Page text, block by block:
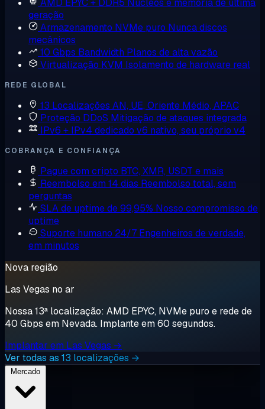
AMD EPYC + DDR5 Núcleos e memória de última
geração
Armazenamento NVMe puro Nunca discos
mecânicos
10 Gbps Bandwidth Planos de alta vazão
Virtualização KVM Isolamento de hardware real
REDE GLOBAL
13 Localizações AN, UE, Oriente Médio, APAC
Proteção DDoS Mitigação de ataques integrada
IPv6 + IPv4 dedicado v6 nativo, seu próprio v4
COBRANÇA E CONFIANÇA
Pague com cripto BTC, XMR, USDT e mais
Reembolso em 14 dias Reembolso total, sem
perguntas
SLA de uptime de 99,95% Nosso compromisso de
uptime
Suporte humano 24/7 Engenheiros de verdade,
em minutos
Nova região
Las Vegas no ar
Nossa 13ª localização: AMD EPYC, NVMe puro e rede de
40 Gbps em Nevada. Implante em 60 segundos.
Implantar em Las Vegas →
Ver todas as 13 localizações →